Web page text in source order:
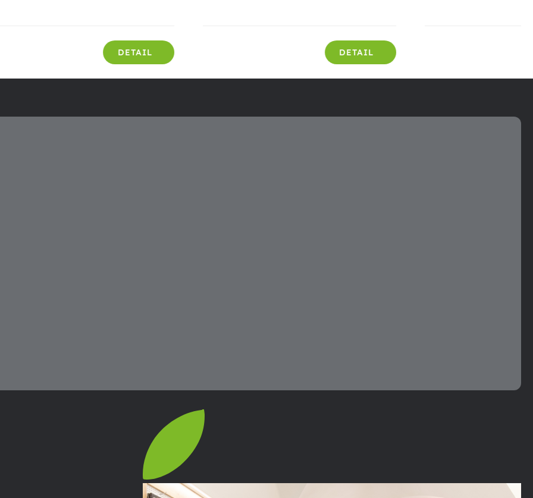
DETAIL DETAIL